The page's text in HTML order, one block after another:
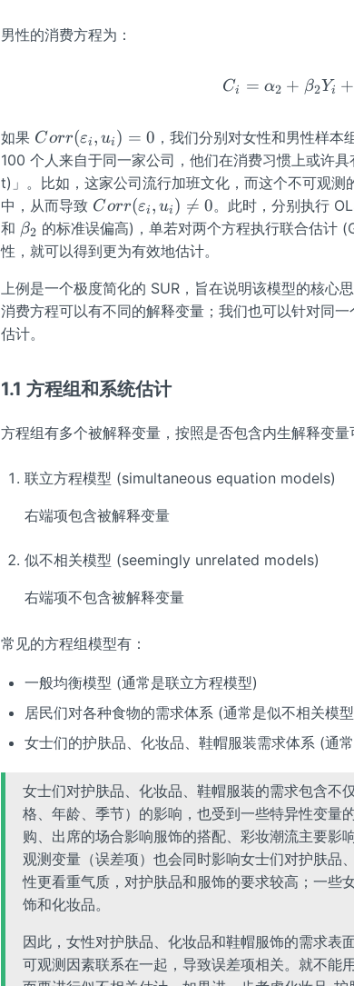
男性的消费方程为：
C_i =
Ci = α2 + β2Yi +
如果 Co
rr
(\v
are
psil
on
_
{i},
u_
i)=
Corr(εi , ui ) = 0 ，我们分别对女性和男性样
100 个人来自于同一家公司，他们在消费习惯上或许
t)」。比如，这家公司流行加班文化，而这个不可观测
中，从而导致 Co
rr
(\v
psil
on
i)
q 0
Corr(εi , ui ) 
= 0。此时，分别执行
和 \b
et
2
β2 的标准误偏高)，单若对两个方程执行联合估计
性，就可以得到更为有效地估计。
上例是一个极度简化的 SUR，旨在说明该模型的核心
消费方程可以有不同的解释变量；我们也可以针对同
估计。
1.1 方程组和系统估计
方程组有多个被解释变量，按照是否包含内生解释变量
联立方程模型 (simultaneous equation models)
右端项包含被解释变量
似不相关模型 (seemingly unrelated models)
右端项不包含被解释变量
常见的方程组模型有：
一般均衡模型 (通常是联立方程模型)
居民们对各种食物的需求体系 (通常是似不相关模
女士们的护肤品、化妆品、鞋帽服装需求体系 (通
女士们对护肤品、化妆品、鞋帽服装的需求包含不
格、年龄、季节）的影响，也受到一些特异性变量
购、出席的场合影响服饰的搭配、彩妆潮流主要影
观测变量（误差项）也会同时影响女士们对护肤品
性更看重气质，对护肤品和服饰的要求较高；一些
饰和化妆品。
因此，女性对护肤品、化妆品和鞋帽服饰的需求表
可观测因素联系在一起，导致误差项相关。就不能